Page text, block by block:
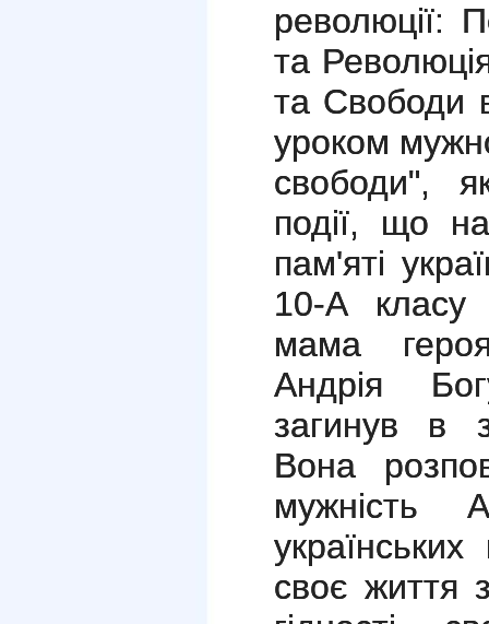
революції:
та
та Свободи
уроком
свободи",
події, що
пам'яті
10-А класу
мама
Андрія
загинув в
Вона
мужність
своє життя